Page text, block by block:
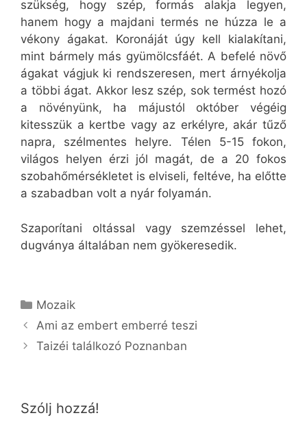
szükség, hogy szép, formás alakja legyen,
hanem hogy a majdani termés ne húzza le a
vékony ágakat. Koronáját úgy kell kialakítani,
mint bármely más gyümölcsfáét. A befelé növő
ágakat vágjuk ki rendszeresen, mert árnyékolja
a többi ágat. Akkor lesz szép, sok termést hozó
a növényünk, ha májustól október végéig
kitesszük a kertbe vagy az erkélyre, akár tűző
napra, szélmentes helyre. Télen 5-15 fokon,
világos helyen érzi jól magát, de a 20 fokos
szobahőmérsékletet is elviseli, feltéve, ha előtte
a szabadban volt a nyár folyamán.
Szaporítani oltással vagy szemzéssel lehet,
dugványa általában nem gyökeresedik.
Kategória
Mozaik
Ami az embert emberré teszi
Taizéi találkozó Poznanban
Szólj hozzá!